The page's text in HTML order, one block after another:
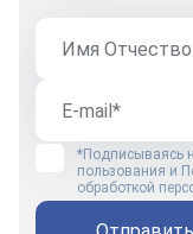
*Подписываясь
пользования и
обработкой